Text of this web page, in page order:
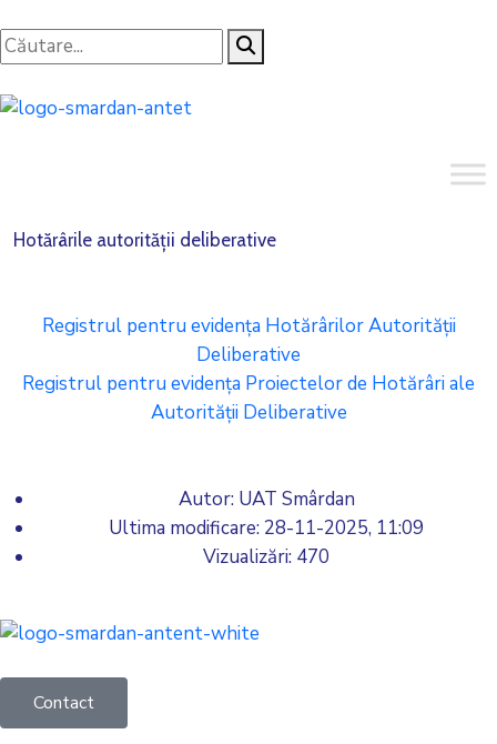
Hotărârile autorității deliberative
Registrul pentru evidența Hotărârilor Autorității
Deliberative
Registrul pentru evidența Proiectelor de Hotărâri ale
Autorității Deliberative
Autor: UAT Smârdan
Ultima modificare: 28-11-2025, 11:09
Vizualizări: 470
Contact